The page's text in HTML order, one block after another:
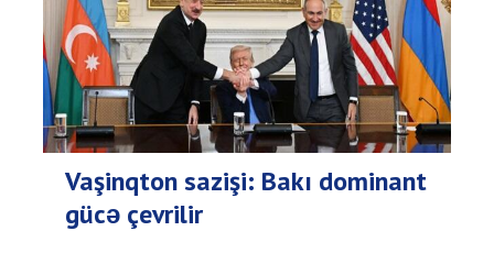
Vaşinqton sazişi: Bakı dominant
gücə çevrilir